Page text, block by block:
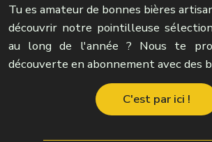
Tu es amateur de bonnes bières
découvrir notre pointilleuse
au long de l'année ? Nous te
découverte en abonnement avec des
C'est par ici !